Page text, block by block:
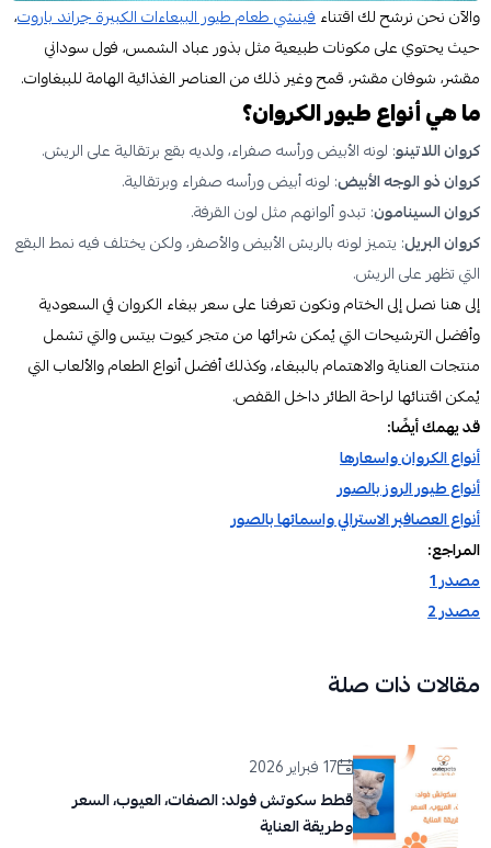
والآن نحن نرشح لك اقتناءفينشي طعام طيور الببعاءات الكبيرة جراند باروت،
حيث يحتوي على مكونات طبيعية مثل بذور عباد الشمس، فول سوداني
مقشر، شوفان مقشر، قمح وغير ذلك من العناصر الغذائية الهامة للببغاوات.
ما هي أنواع طيور الكروان؟
كروان اللاتينو: لونه الأبيض ورأسه صفراء، ولديه بقع برتقالية على الريش.
كروان ذو الوجه الأبيض: لونه أبيض ورأسه صفراء وبرتقالية.
كروان السينامون: تبدو ألوانهم مثل لون القرفة.
كروان البريل: يتميز لونه بالريش الأبيض والأصفر، ولكن يختلف فيه نمط البقع
التي تظهر على الريش.
إلى هنا نصل إلى الختام ونكون تعرفنا على سعر ببغاء الكروان في السعودية
وأفضل الترشيحات التي يُمكن شرائها من متجر كيوت بيتس والتي تشمل
منتجات العناية والاهتمام بالببغاء، وكذلك أفضل أنواع الطعام والألعاب التي
يُمكن اقتنائها لراحة الطائر داخل القفص.
قد يهمك أيضًا:
أنواع الكروان واسعارها
أنواع طيور الروز بالصور
أنواع العصافير الاسترالي واسمائها بالصور
المراجع:
مصدر 1
مصدر 2
مقالات ذات صلة
17 فبراير 2026
قطط سكوتش فولد: الصفات، العيوب، السعر
وطريقة العناية